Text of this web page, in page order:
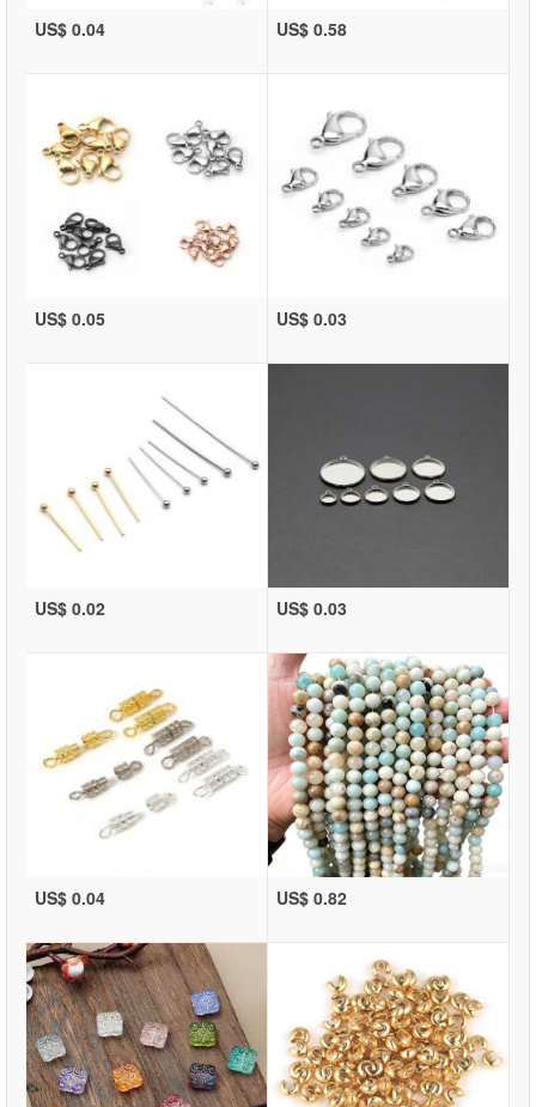
US$ 0.04 US$ 0.58
US$ 0.05 US$ 0.03
US$ 0.02 US$ 0.03
US$ 0.04 US$ 0.82